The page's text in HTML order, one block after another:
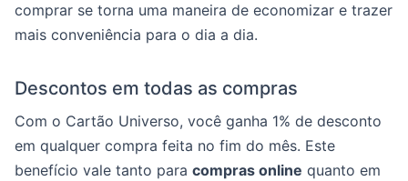
comprar se torna uma maneira de economizar e trazer
mais conveniência para o dia a dia.
Descontos em todas as compras
Com o Cartão Universo, você ganha 1% de desconto
em qualquer compra feita no fim do mês. Este
benefício vale tanto para compras online quanto em